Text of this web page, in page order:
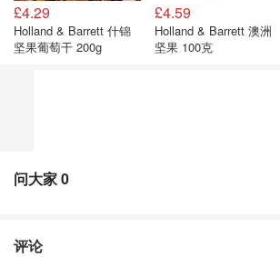
£4.29
Holland & Barrett 什锦
坚果葡萄干 200g
£4.59
Holland & Barrett 澳洲
坚果 100克
问大家0
评论